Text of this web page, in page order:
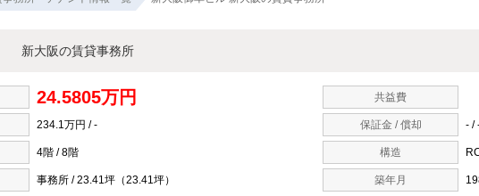
新大阪の賃貸事務所
24.5805万円 共益費
234.1万円 / - 保証金 / 償却 - /
4階 / 8階 構造
事務所 / 23.41坪（23.41坪） 築年月